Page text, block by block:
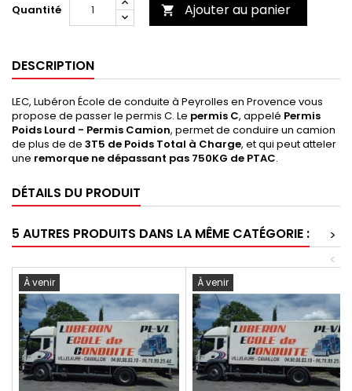
Quantité  Ajouter au panier
DESCRIPTION
LEC, Lubéron École de conduite à Peyrolles en Provence vous
propose de passer le permis C. Le permis C, appelé Permis
Poids Lourd - Permis Camion, permet de conduire un camion
de plus de de 3T5 de Poids Total à Charge, et qui peut atteler
une remorque ne dépassant pas 750KG de PTAC.
DÉTAILS DU PRODUIT
5 AUTRES PRODUITS DANS LA MÊME CATÉGORIE :
>
<
À venir À venir